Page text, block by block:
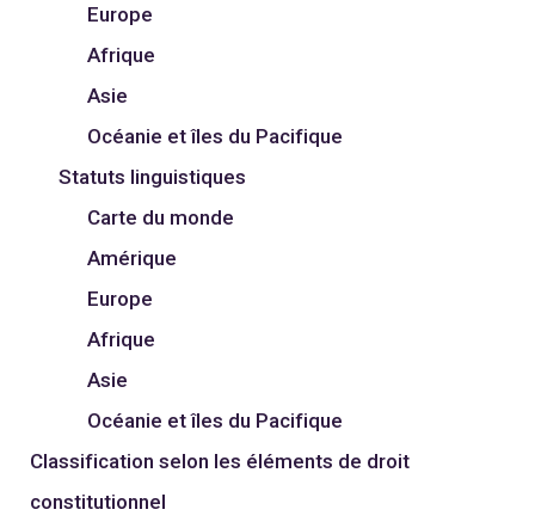
Europe
Afrique
Asie
Océanie et îles du Pacifique
Statuts linguistiques
Carte du monde
Amérique
Europe
Afrique
Asie
Océanie et îles du Pacifique
Classification selon les éléments de droit
constitutionnel